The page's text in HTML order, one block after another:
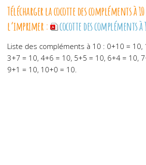
Télécharger la cocotte des compléments à
l’imprimer :
cocotte des compléments à
Liste des compléments à 10 : 0+10 = 10,
3+7 = 10, 4+6 = 10, 5+5 = 10, 6+4 = 10,
9+1 = 10, 10+0 = 10.